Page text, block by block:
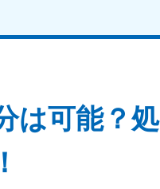
は可能？処